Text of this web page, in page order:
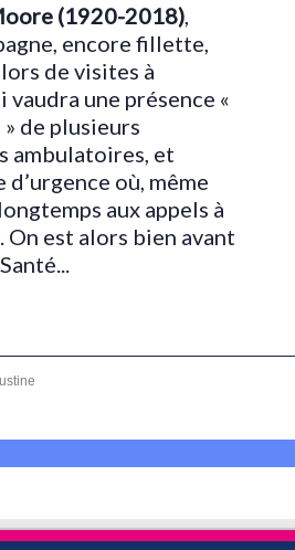
(1920-2018)
encore fillette,
de visites à
une présence «
de plusieurs
ambulatoires, et
où, même
aux appels à
On est alors bien avant